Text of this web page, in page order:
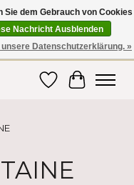
Schule, Büro, Papier,
bequem nach
Wunschzettel
Ihr
Sie dem Gebrauch von Cookies
Nachricht Ausblenden
Datenschutzerklärung. »